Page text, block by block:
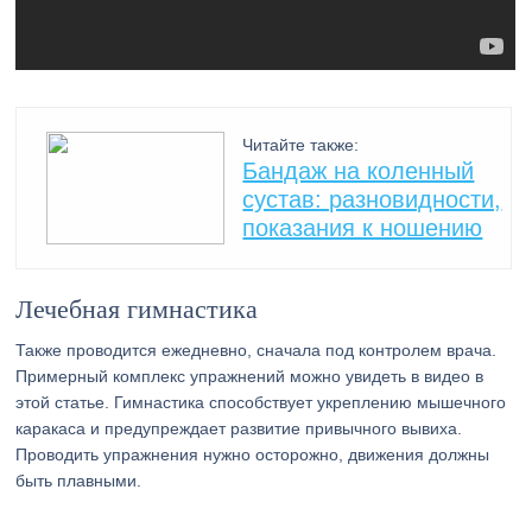
Читайте также:
Бандаж на коленный
сустав: разновидности,
показания к ношению
Лечебная гимнастика
Также проводится ежедневно, сначала под контролем врача.
Примерный комплекс упражнений можно увидеть в видео в
этой статье. Гимнастика способствует укреплению мышечного
каракаса и предупреждает развитие привычного вывиха.
Проводить упражнения нужно осторожно, движения должны
быть плавными.